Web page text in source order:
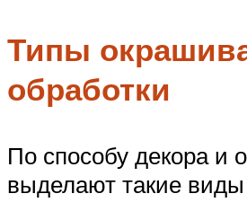
Типы
обработки
По способу декора и
выделают такие виды